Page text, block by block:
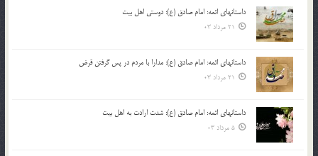
داستانهای ائمه: امام صادق (ع): دوستی اهل بیت
21 مرداد 03
داستانهای ائمه: امام صادق (ع): مدارا با مردم در پس گرفتن قرض
21 مرداد 03
داستانهای ائمه: امام صادق (ع): شدت ارادت به اهل بیت
5 مرداد 03